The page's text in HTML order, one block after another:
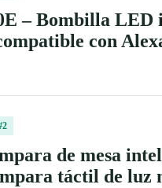
– Bombilla LED
con
de mesa
táctil de luz